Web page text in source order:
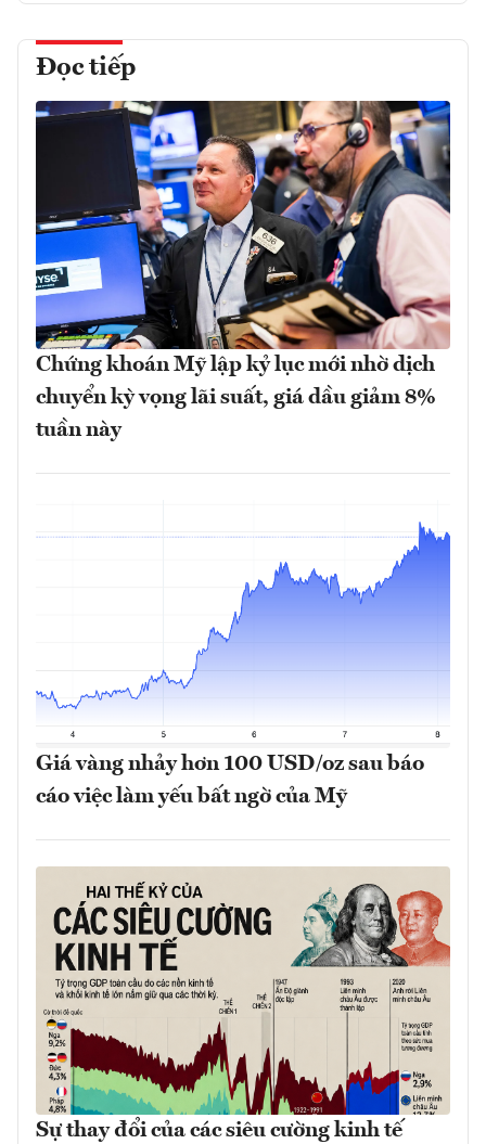
Đọc tiếp
Chứng khoán Mỹ lập kỷ lục mới nhờ dịch
chuyển kỳ vọng lãi suất, giá dầu giảm 8%
tuần này
Giá vàng nhảy hơn 100 USD/oz sau báo
cáo việc làm yếu bất ngờ của Mỹ
Sự thay đổi của các siêu cường kinh tế